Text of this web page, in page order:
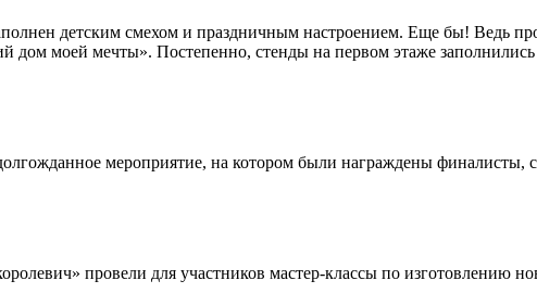
детским смехом и праздничным настроением. Еще бы! Ведь
дом моей мечты». Постепенно, стенды на первом этаже
мероприятие, на котором были награждены финалисты,
провели для участников мастер-классы по изготовлению